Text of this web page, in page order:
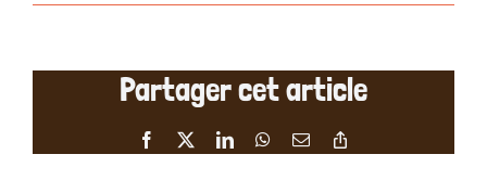
Avis
le
Partager cet article
Facebook LinkedInWhatsApp
Email
Link